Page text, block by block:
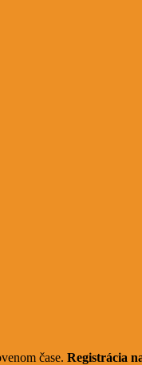
čase. Registrácia